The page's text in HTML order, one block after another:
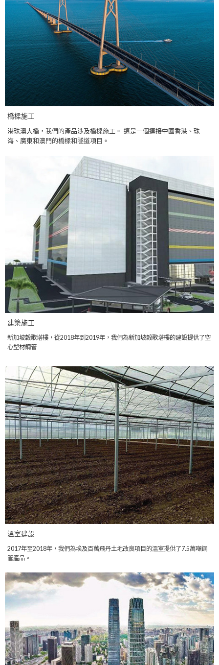
橋樑施工
港珠澳大橋，我們的產品涉及橋樑施工。 這是一個連接中國香港、珠
海、廣東和澳門的橋樑和隧道項目。
建築施工
新加坡穀歌塔樓，從2018年到2019年，我們為新加坡穀歌塔樓的建設提供了空
心型材鋼管
溫室建設
2017年至2018年，我們為埃及百萬飛丹土地改良項目的溫室提供了7.5萬噸鋼
管產品。